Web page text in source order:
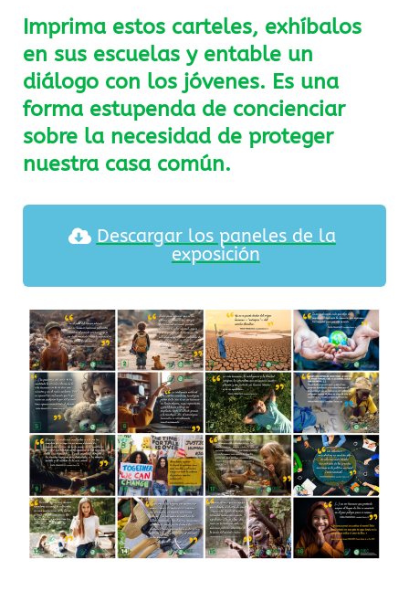
Imprima estos carteles, exhíbalos
en sus escuelas y entable un
diálogo con los jóvenes. Es una
forma estupenda de concienciar
sobre la necesidad de proteger
nuestra casa común.
Descargar los paneles de la
exposición